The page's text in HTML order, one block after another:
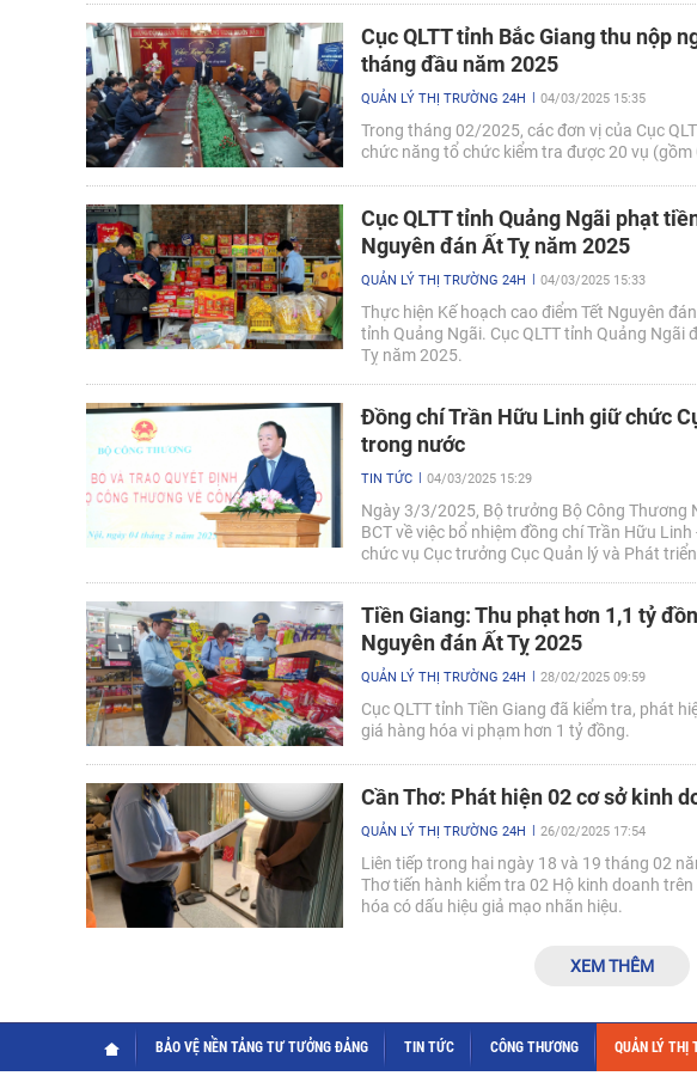
Cục QLTT tỉnh Bắc Giang thu nộp
tháng đầu năm 2025
QUẢN LÝ THỊ TRƯỜNG 24H 04/03/2025 15:35
Trong tháng 02/2025, các đơn vị của Cục
chức năng tổ chức kiểm tra được 20 vụ
Cục QLTT tỉnh Quảng Ngãi phạt
Nguyên đán Ất Tỵ năm 2025
QUẢN LÝ THỊ TRƯỜNG 24H 04/03/2025 15:33
Thực hiện Kế hoạch cao điểm Tết Nguyên
tỉnh Quảng Ngãi. Cục QLTT tỉnh Quảng Ngãi
Tỵ năm 2025.
Đồng chí Trần Hữu Linh giữ chức
trong nước
TIN TỨC 04/03/2025 15:29
Ngày 3/3/2025, Bộ trưởng Bộ Công Thương
BCT về việc bổ nhiệm đồng chí Trần Hữu
chức vụ Cục trưởng Cục Quản lý và Phát
Tiền Giang: Thu phạt hơn 1,1 tỷ
Nguyên đán Ất Tỵ 2025
QUẢN LÝ THỊ TRƯỜNG 24H 28/02/2025 09:59
Cục QLTT tỉnh Tiền Giang đã kiểm tra, phát
giá hàng hóa vi phạm hơn 1 tỷ đồng.
Cần Thơ: Phát hiện 02 cơ sở kinh
QUẢN LÝ THỊ TRƯỜNG 24H 26/02/2025 17:54
Liên tiếp trong hai ngày 18 và 19 tháng 02
Thơ tiến hành kiểm tra 02 Hộ kinh doanh
hóa có dấu hiệu giả mạo nhãn hiệu.
XEM THÊM
BẢO VỆ NỀN TẢNG TƯ TƯỞNG ĐẢNG TIN TỨC CÔNG THƯƠNG QUẢN LÝ THỊ